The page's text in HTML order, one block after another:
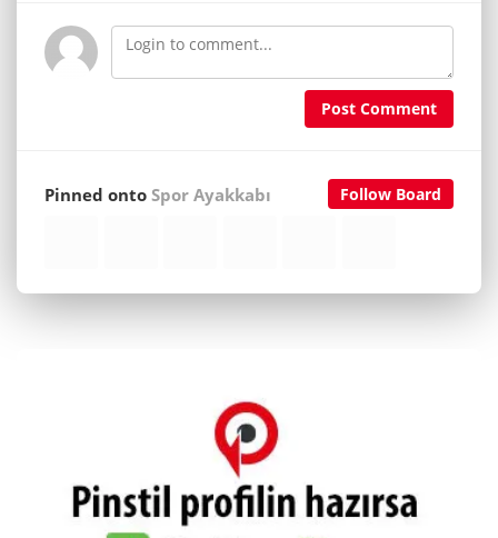
Post Comment
Follow Board
Pinned ontoSpor Ayakkabı